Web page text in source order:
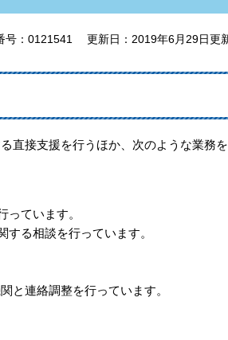
号：0121541 更新日：2019年6月29日更
直接支援を行うほか、次のような業務を
ています。
る相談を行っています。
と連絡調整を行っています。